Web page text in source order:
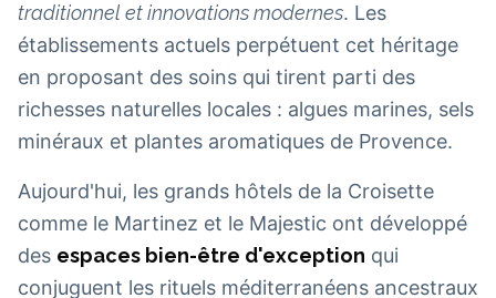
traditionnel et innovations modernes. Les
établissements actuels perpétuent cet héritage
en proposant des soins qui tirent parti des
richesses naturelles locales : algues marines, sels
minéraux et plantes aromatiques de Provence.
Aujourd'hui, les grands hôtels de la Croisette
comme le Martinez et le Majestic ont développé
des espaces bien-être d'exception qui
conjuguent les rituels méditerranéens ancestraux